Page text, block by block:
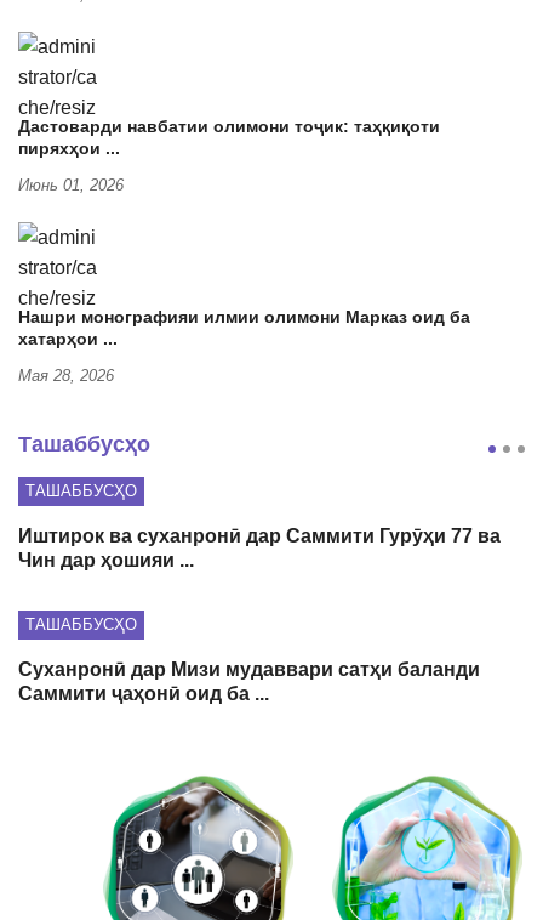
Дастоварди навбатии олимони тоҷик: таҳқиқоти
пиряхҳои ...
Июнь 01, 2026
Нашри монографияи илмии олимони Марказ оид ба
хатарҳои ...
Мая 28, 2026
Ташаббусҳо
ТАШАББУСҲО
Иштирок ва суханронӣ дар Саммити Гурӯҳи 77 ва
Чин дар ҳошияи ...
ТАШАББУСҲО
Суханронӣ дар Мизи мудаввари сатҳи баланди
Саммити ҷаҳонӣ оид ба ...